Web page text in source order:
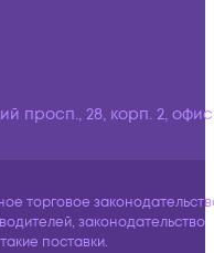
просп., 28, корп. 2,
торговое
законодательство
поставки.